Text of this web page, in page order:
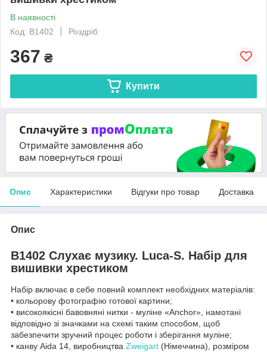
В наявності
Код: B1402
Роздріб
367 ₴
Купити
Опис Характеристики Відгуки про товар Доставка
Опис
B1402 Слухає музику. Luca-S. Набір для
вишивки хрестиком
Набір включає в себе повний комплект необхідних матеріалів:
• кольорову фотографію готової картини;
• високоякісні бавовняні нитки - муліне «Anchor», намотані
відповідно зі значками на схемі таким способом, щоб
забезпечити зручний процес роботи і зберігання муліне;
• канву Aida 14, виробництва Zweigart (Німеччина), розміром